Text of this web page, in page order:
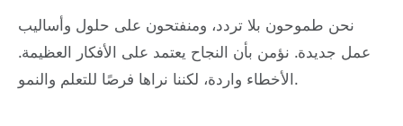
نحن طموحون بلا تردد، ومنفتحون على حلول وأساليب
عمل جديدة. نؤمن بأن النجاح يعتمد على الأفكار العظيمة.
الأخطاء واردة، لكننا نراها فرصًا للتعلم والنمو.